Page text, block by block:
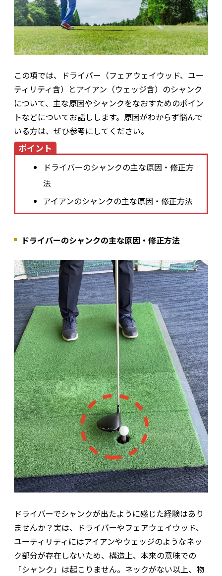
この項では、ドライバー（フェアウェイウッド、ユー
ティリティ含）とアイアン（ウェッジ含）のシャンク
について、主な原因やシャンクをなおすためのポイン
トなどについてお話しします。原因がわからず悩んで
いる方は、ぜひ参考にしてください。
ポイント
ドライバーのシャンクの主な原因・修正方
法
アイアンのシャンクの主な原因・修正方法
ドライバーのシャンクの主な原因・修正方法
ドライバーでシャンクが出たように感じた経験はあり
ませんか？実は、ドライバーやフェアウェイウッド、
ユーティリティにはアイアンやウェッジのようなネッ
ク部分が存在しないため、構造上、本来の意味での
「シャンク」は起こりません。ネックがない以上、物